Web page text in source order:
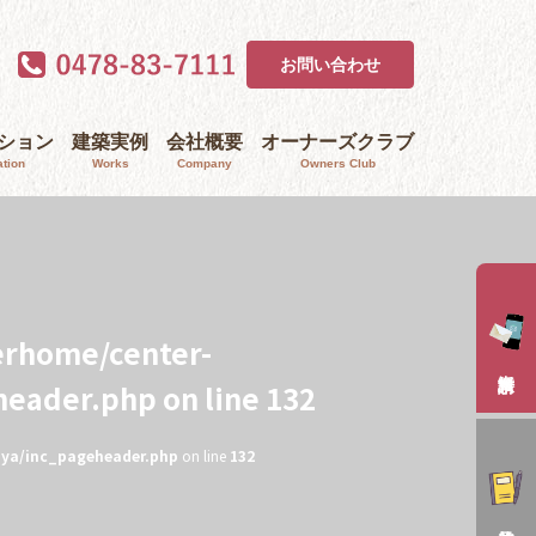
お問い合わせ
ョン 建築実例
Works
会社概要
Company
オーナーズクラブ
Owners Club
center-
on line 132
inc_pageheader.php on line 132